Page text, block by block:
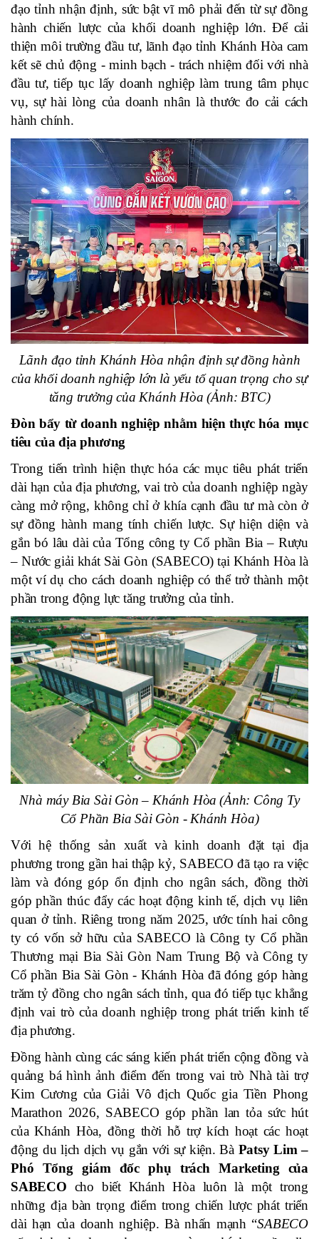
đạo tỉnh nhận định, sức bật vĩ mô phải đến từ sự đồng
hành chiến lược của khối doanh nghiệp lớn. Để cải
thiện môi trường đầu tư, lãnh đạo tỉnh Khánh Hòa cam
kết sẽ chủ động - minh bạch - trách nhiệm đối với nhà
đầu tư, tiếp tục lấy doanh nghiệp làm trung tâm phục
vụ, sự hài lòng của doanh nhân là thước đo cải cách
hành chính.
Lãnh đạo tỉnh Khánh Hòa nhận định sự đồng hành
của khối doanh nghiệp lớn là yếu tố quan trọng cho sự
tăng trưởng của Khánh Hòa(Ảnh: BTC)
Đòn bẩy từ doanh nghiệp nhằm hiện thực hóa mục
tiêu của địa phương
Trong tiến trình hiện thực hóa các mục tiêu phát triển
dài hạn của địa phương, vai trò của doanh nghiệp ngày
càng mở rộng, không chỉ ở khía cạnh đầu tư mà còn ở
sự đồng hành mang tính chiến lược. Sự hiện diện và
gắn bó lâu dài của Tổng công ty Cổ phần Bia – Rượu
– Nước giải khát Sài Gòn (SABECO) tại Khánh Hòa là
một ví dụ cho cách doanh nghiệp có thể trở thành một
phần trong động lực tăng trưởng của tỉnh.
Nhà máy Bia Sài Gòn – Khánh Hòa (Ảnh: Công Ty
Cổ Phần Bia Sài Gòn - Khánh Hòa)
Với hệ thống sản xuất và kinh doanh đặt tại địa
phương trong gần hai thập kỷ, SABECO đã tạo ra việc
làm và đóng góp ổn định cho ngân sách, đồng thời
góp phần thúc đẩy các hoạt động kinh tế, dịch vụ liên
quan ở tỉnh. Riêng trong năm 2025, ước tính hai công
ty có vốn sở hữu của SABECO là Công ty Cổ phần
Thương mại Bia Sài Gòn Nam Trung Bộ và Công ty
Cổ phần Bia Sài Gòn - Khánh Hòa đã đóng góp hàng
trăm tỷ đồng cho ngân sách tỉnh, qua đó tiếp tục khẳng
định vai trò của doanh nghiệp trong phát triển kinh tế
địa phương.
Đồng hành cùng các sáng kiến phát triển cộng đồng và
quảng bá hình ảnh điểm đến trong vai trò Nhà tài trợ
Kim Cương của Giải Vô địch Quốc gia Tiền Phong
Marathon 2026, SABECO góp phần lan tỏa sức hút
của Khánh Hòa, đồng thời hỗ trợ kích hoạt các hoạt
động du lịch dịch vụ gắn với sự kiện. Bà Patsy Lim –
Phó Tổng giám đốc phụ trách Marketing
của
SABECO cho biết Khánh Hòa luôn là một trong
những địa bàn trọng điểm trong chiến lược phát triển
dài hạn của doanh nghiệp. Bà nhấn mạnh “SABECO